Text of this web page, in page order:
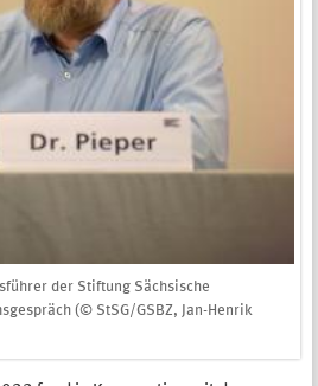
der Stiftung Sächsische
(© StSG/GSBZ, Jan-Henrik